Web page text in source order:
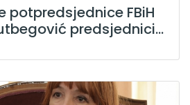
potpredsjednice FBiH
predsjednici...